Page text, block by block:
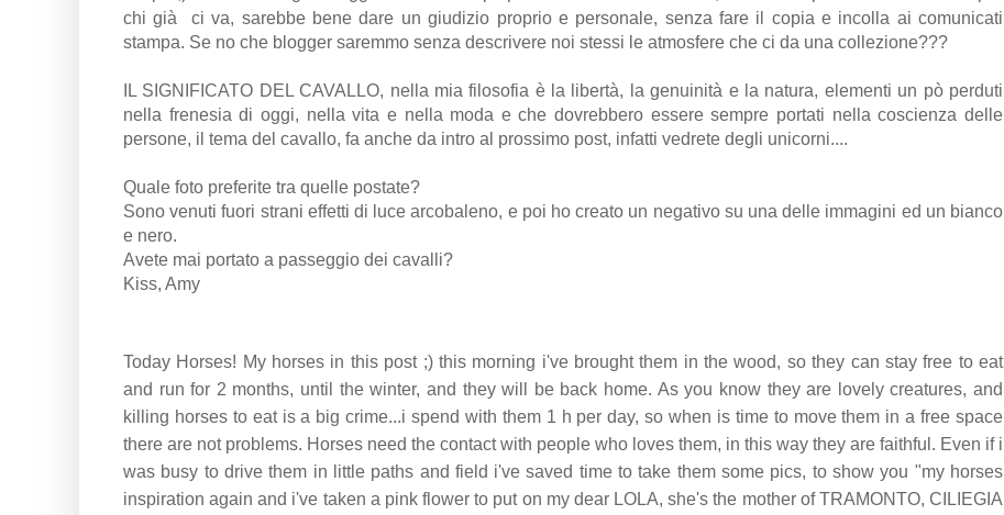
chi già ci va, sarebbe bene dare un giudizio proprio e personale, senza fare il copia e incolla ai comunicati
stampa. Se no che blogger saremmo senza descrivere noi stessi le atmosfere che ci da una collezione???
IL SIGNIFICATO DEL CAVALLO, nella mia filosofia è la libertà, la genuinità e la natura, elementi un pò perduti
nella frenesia di oggi, nella vita e nella moda e che dovrebbero essere sempre portati nella coscienza delle
persone, il tema del cavallo, fa anche da intro al prossimo post, infatti vedrete degli unicorni....
Quale foto preferite tra quelle postate?
Sono venuti fuori strani effetti di luce arcobaleno, e poi ho creato un negativo su una delle immagini ed un bianco
e nero.
Avete mai portato a passeggio dei cavalli?
Kiss, Amy
Today Horses! My horses in this post ;) this morning i've brought them in the wood, so they can stay free to eat
and run for 2 months, until the winter, and they will be back home. As you know they are lovely creatures, and
killing horses to eat is a big crime...i spend with them 1 h per day, so when is time to move them in a free space
there are not problems. Horses need the contact with people who loves them, in this way they are faithful. Even if i
was busy to drive them in little paths and field i've saved time to take them some pics, to show you "my horses
inspiration again and i've taken a pink flower to put on my dear LOLA, she's the mother of TRAMONTO, CILIEGIA